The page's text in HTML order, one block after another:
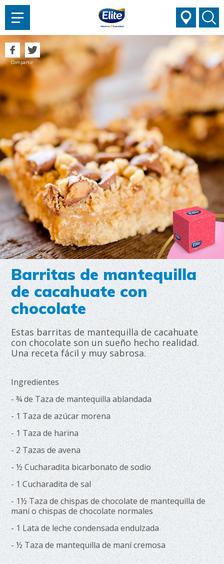
Barritas de mantequilla
de cacahuate con
chocolate
Estas barritas de mantequilla de cacahuate
con chocolate son un sueño hecho realidad.
Una receta fácil y muy sabrosa.
Compartir
Ingredientes
- ¾ de Taza de mantequilla ablandada
- 1 Taza de azúcar morena
- 1 Taza de harina
- 2 Tazas de avena
- ½ Cucharadita bicarbonato de sodio
- 1 Cucharadita de sal
- 1½ Taza de chispas de chocolate de mantequilla de
maní o chispas de chocolate normales
- 1 Lata de leche condensada endulzada
- ½ Taza de mantequilla de maní cremosa